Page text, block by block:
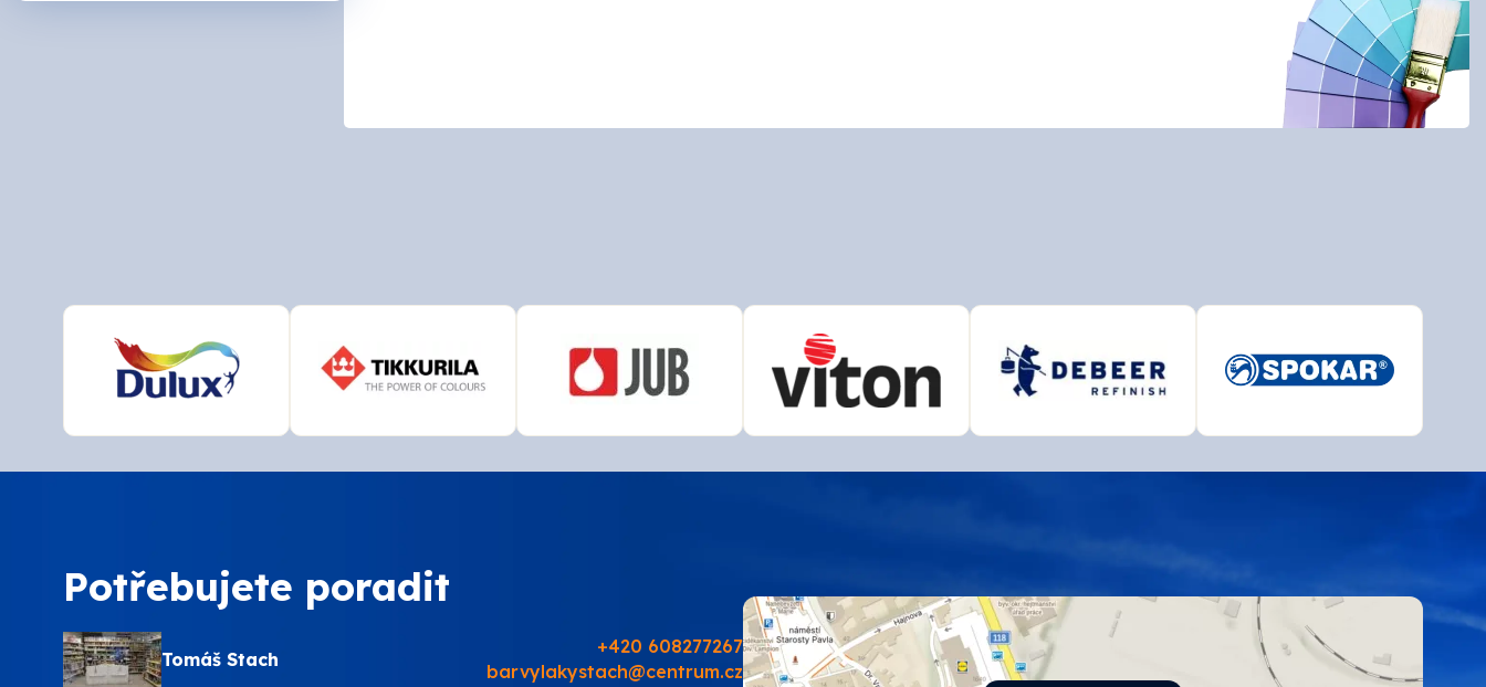
CHEMOLAK Chempro Peterka INCHROMA
Lučební závody
SOUDAL SPOKAR
Potřebujete poradit
Tomáš Stach
+420 608277267
barvylakystach@centrum.cz